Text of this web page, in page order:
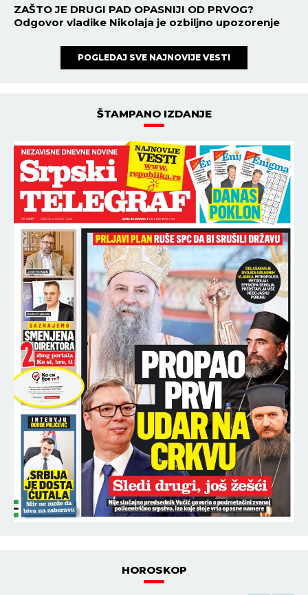
ZAŠTO JE DRUGI PAD OPASNIJI OD PRVOG?
Odgovor vladike Nikolaja je ozbiljno upozorenje
POGLEDAJ SVE NAJNOVIJE VESTI
ŠTAMPANO IZDANJE
HOROSKOP